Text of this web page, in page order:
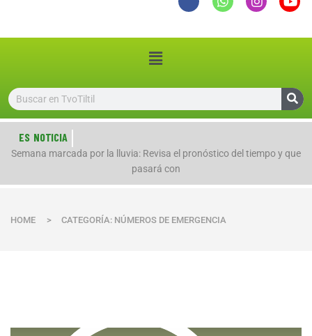
ES NOTICIA
Semana marcada por la lluvia: Revisa el pronóstico del tiempo y que
pasará con
HOME > CATEGORÍA: NÚMEROS DE EMERGENCIA